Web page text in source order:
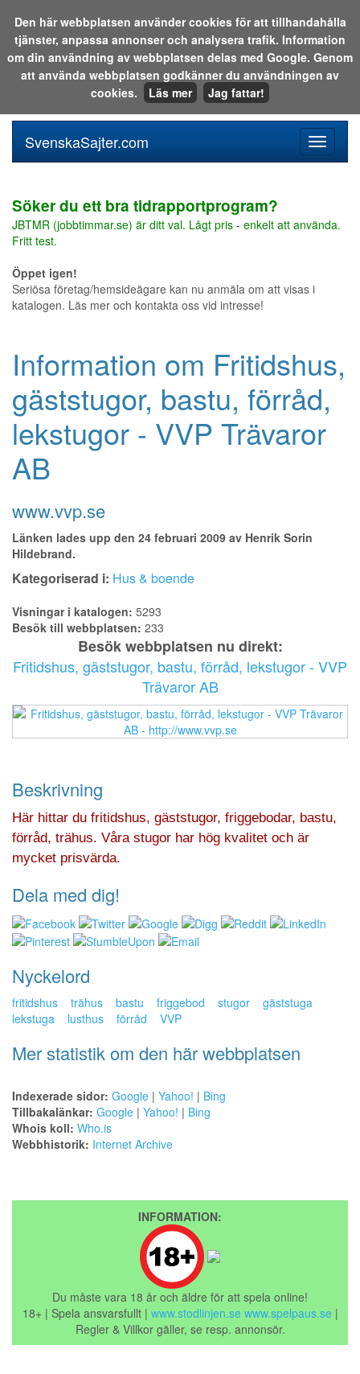
Sök i katalogen eller på webben:
meny
SvenskaSajter.com
Söker du ett bra tidrapportprogram?
JBTMR (jobbtimmar.se) är ditt val. Lågt pris - enkelt att använda.
Fritt test.
Öppet igen!
Seriösa företag/hemsideägare kan nu anmäla om att visas i
katalogen. Läs mer och kontakta oss vid intresse!
Information om Fritidshus,
gäststugor, bastu, förråd,
lekstugor - VVP Trävaror
AB
www.vvp.se
Länken lades upp den 24 februari 2009 av Henrik Sorin
Hildebrand.
Kategoriserad i: Hus & boende
Visningar i katalogen: 5293
Besök till webbplatsen: 233
Besök webbplatsen nu direkt:
Fritidshus, gäststugor, bastu, förråd, lekstugor - VVP
Trävaror AB
Beskrivning
Här hittar du fritidshus, gäststugor, friggebodar, bastu,
förråd, trähus. Våra stugor har hög kvalitet och är
mycket prisvärda.
Dela med dig!
Nyckelord
fritidshus trähus bastu friggebod stugor
gäststuga
lekstuga
lusthus förråd VVP
Mer statistik om den här webbplatsen
Indexerade sidor: Google | Yahoo! | Bing
Tillbakalänkar: Google | Yahoo! | Bing
Whois koll: Who.is
Webbhistorik: Internet Archive
INFORMATION:
Du måste vara 18 år och äldre för att spela online!
18+ | Spela ansvarsfullt | www.stodlinjen.se www.spelpaus.se |
Regler & Villkor gäller, se resp. annonsör.
Den här webbplatsen använder cookies för att tillhandahålla
tjänster, anpassa annonser och analysera trafik. Information
om din användning av webbplatsen delas med Google. Genom
att använda webbplatsen godkänner du användningen av
cookies.
Läs mer Jag fattar!